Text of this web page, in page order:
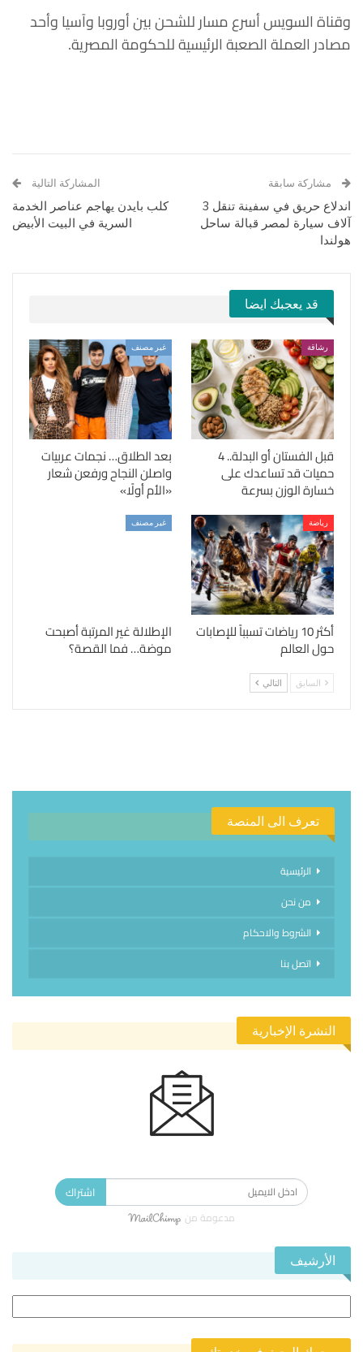
وقناة السويس أسرع مسار للشحن بين أوروبا وآسيا وأحد
مصادر العملة الصعبة الرئيسية للحكومة المصرية.
مشاركة سابقة
اندلاع حريق في سفينة تنقل 3
آلاف سيارة لمصر قبالة ساحل
هولندا
المشاركة التالية
كلب بايدن يهاجم عناصر الخدمة
السرية في البيت الأبيض
قد يعجبك ايضا
رشاقة
قبل الفستان أو البدلة.. 4
حميات قد تساعدك على
خسارة الوزن بسرعة
غير مصنف
بعد الطلاق… نجمات عربيات
واصلن النجاح ورفعن شعار
«الأم أولًا»
رياضة
أكثر 10 رياضات تسبباً للإصابات
حول العالم
غير مصنف
الإطلالة غير المرتبة أصبحت
موضة… فما القصة؟
السابق التالي
تعرف الى المنصة
الرئيسية
من نحن
الشروط والاحكام
اتصل بنا
النشرة الإخبارية
اشتراك
مدعومة من
الأرشيف